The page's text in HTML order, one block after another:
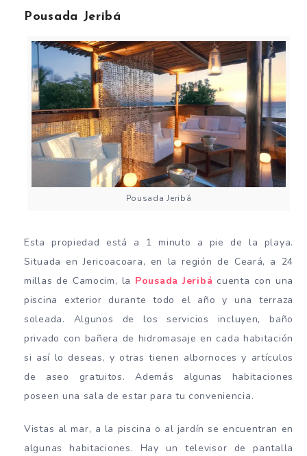
Pousada Jeribá
Pousada Jeribá
Esta propiedad está a 1 minuto a pie de la playa.
Situada en Jericoacoara, en la región de Ceará, a 24
millas de Camocim, la Pousada Jeribá cuenta con una
piscina exterior durante todo el año y una terraza
soleada. Algunos de los servicios incluyen, baño
privado con bañera de hidromasaje en cada habitación
si así lo deseas, y otras tienen albornoces y artículos
de aseo gratuitos. Además algunas habitaciones
poseen una sala de estar para tu conveniencia.
Vistas al mar, a la piscina o al jardín se encuentran en
algunas habitaciones. Hay un televisor de pantalla